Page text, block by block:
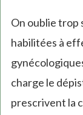
On oublie trop
habilitées à
charge le
prescrivent la